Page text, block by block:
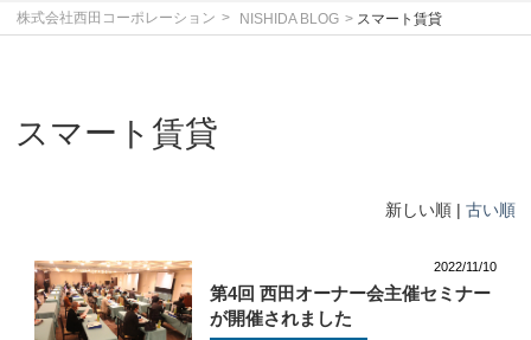
株式会社西田コーポレーション NISHIDA BLOG スマート賃貸
スマート賃貸
新しい順 | 古い順
2022/11/10
第4回 西田オーナー会主催セミナー
が開催されました